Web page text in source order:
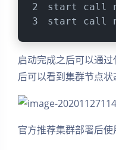
start call
start call
启动完成之后可以通
后可以看到集群节点状
官方推荐集群部署后使